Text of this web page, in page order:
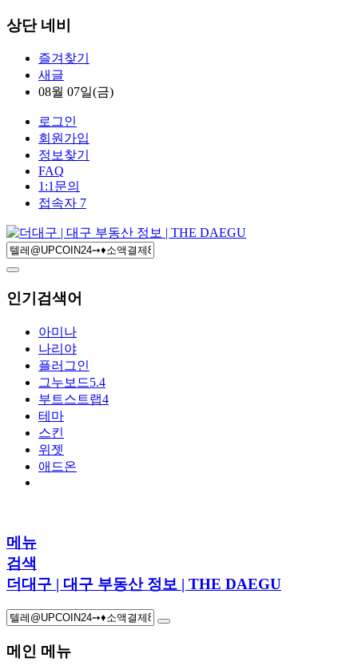
상단 네비
즐겨찾기
새글
08월 07일(금)
로그인
회원가입
정보찾기
FAQ
1:1문의
접속자 7
인기검색어
아미나
나리야
플러그인
그누보드5.4
부트스트랩4
테마
스킨
위젯
애드온
메뉴
검색
더대구 | 대구 부동산 정보 | THE DAEGU
메인 메뉴